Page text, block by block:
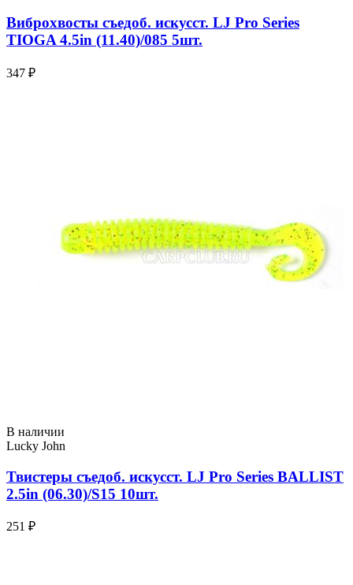
Виброхвосты съедоб. искусст. LJ Pro Series
TIOGA 4.5in (11.40)/085 5шт.
347 ₽
В наличии
Lucky John
Твистеры съедоб. искусст. LJ Pro Series BALLIST
2.5in (06.30)/S15 10шт.
251 ₽